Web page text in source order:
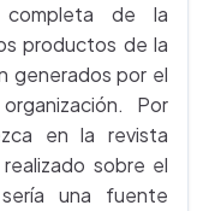
completa de la
productos de la
generados por el
Por
en la revista
sobre el
una fuente